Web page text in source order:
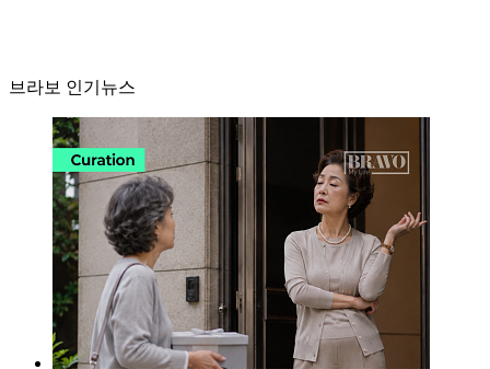
브라보 인기뉴스